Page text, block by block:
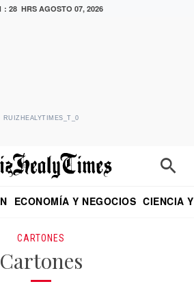
: 28 HRS AGOSTO 07, 2026
RUIZHEALYTIMES_T_0
ECONOMÍA Y NEGOCIOS CIENCIA
CARTONES
Cartones